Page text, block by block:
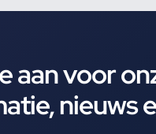
aan voor
nieuws